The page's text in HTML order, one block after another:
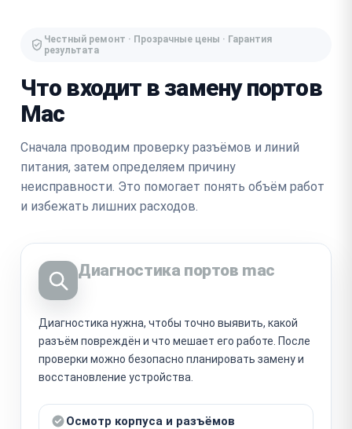
Честный ремонт · Прозрачные цены · Гарантия
результата
Что входит в замену портов
Mac
Сначала проводим проверку разъёмов и линий
питания, затем определяем причину
неисправности. Это помогает понять объём работ
и избежать лишних расходов.
Диагностика портов mac
Диагностика нужна, чтобы точно выявить, какой
разъём повреждён и что мешает его работе. После
проверки можно безопасно планировать замену и
восстановление устройства.
Осмотр корпуса и разъёмов